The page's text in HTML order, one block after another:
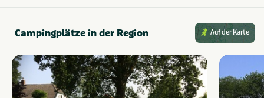
Campingplätze in der Region Auf der Karte